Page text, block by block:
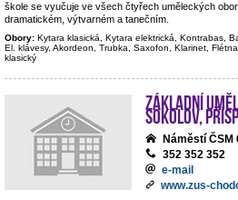
škole se vyučuje ve všech čtyřech uměleckých
dramatickém, výtvarném a tanečním.
Obory: Kytara klasická, Kytara elektrická, Kontrabas,
El. klávesy, Akordeon, Trubka, Saxofon, Klarinet,
klasický
Základní
Sokolov,
Náměstí ČSM
352 352 352
e-mail
www.zus-